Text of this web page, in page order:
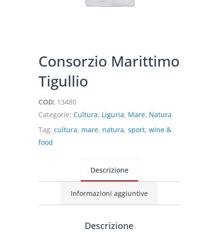
Consorzio Marittimo
Tigullio
COD: 13480
Categorie: Cultura, Liguria, Mare, Natura
Tag: cultura, mare, natura, sport, wine &
food
Descrizione
Informazioni aggiuntive
Descrizione